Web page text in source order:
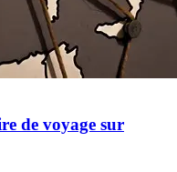
de voyage sur